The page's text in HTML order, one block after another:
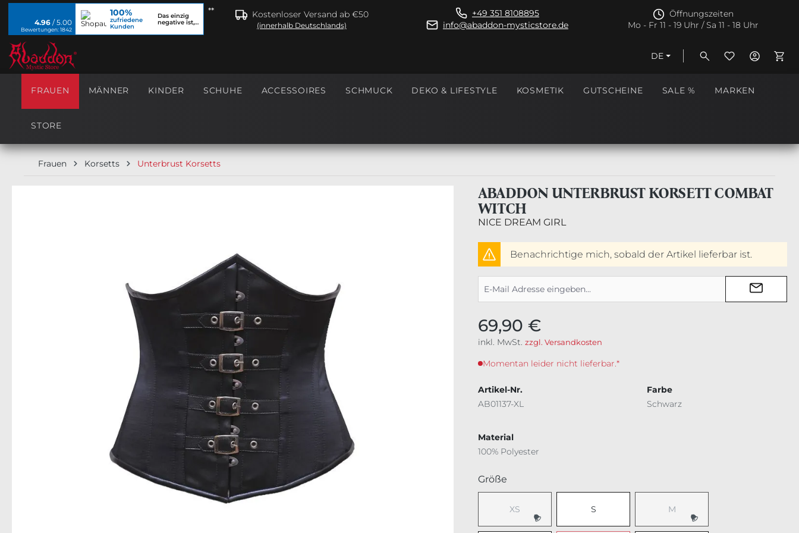
Zur Hauptnavigation springen **
4.96 / 5.00
Bewertungen: 1842
100%
zufriedene
Kunden
Das einzig
negative ist,
Kostenloser Versand ab €50
(innerhalb Deutschlands)
+49 351 8108895
info@abaddon-mysticstore.de
Öffnungszeiten
Mo - Fr 11 - 19 Uhr / Sa 11 - 18 Uhr
DE
FRAUEN MÄNNER KINDER SCHUHE ACCESSOIRES SCHMUCK DEKO & LIFESTYLE KOSMETIK GUTSCHEINE SALE % MARKEN
STORE
Frauen Korsetts Unterbrust Korsetts
ABADDON UNTERBRUST KORSETT COMBAT
WITCH
NICE DREAM GIRL
Benachrichtige mich, sobald der Artikel lieferbar ist.
69,90 €
inkl. MwSt. zzgl. Versandkosten
Momentan leider nicht lieferbar.*
Artikel-Nr.
AB01137-XL
Farbe
Schwarz
Material
100% Polyester
Größe
XS(Diese Option ist zurzeit nicht verfügbar.)
S M(Diese Option ist zurzeit nicht